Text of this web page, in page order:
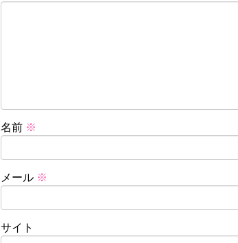
名前 ※
メール ※
サイト